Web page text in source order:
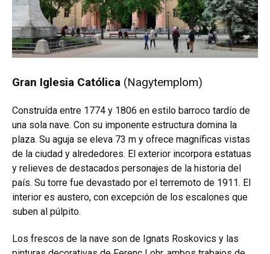
Gran Iglesia Católica (Nagytemplom)
Construída entre 1774 y 1806 en estilo barroco tardío de
una sola nave. Con su imponente estructura domina la
plaza. Su aguja se eleva 73 m y ofrece magníficas vistas
de la ciudad y alrededores. El exterior incorpora estatuas
y relieves de destacados personajes de la historia del
país. Su torre fue devastado por el terremoto de 1911. El
interior es austero, con excepción de los escalones que
suben al púlpito.
Los frescos de la nave son de Ignats Roskovics y las